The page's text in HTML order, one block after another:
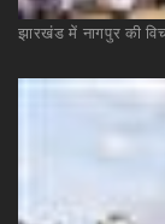
झारखंड में नागपुर की